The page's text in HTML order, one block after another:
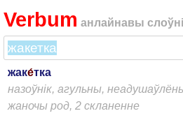
Verbum анлайнавы
жаке́тка
назоўнік, агульны,
жаночы род, 2 скланенне